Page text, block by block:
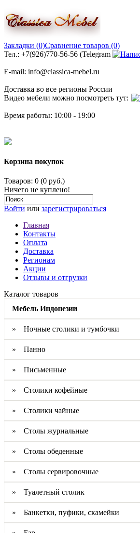
Закладки (0)Сравнение товаров (0)
Тел.: +7(926)770-56-56 (Telegram
E-mail: info@classica-mebel.ru
Доставка во все регионы России
Видео мебели можно посмотреть тут:
Время работы: 10:00 - 19:00
Корзина покупок
Товаров: 0 (0 руб.)
Ничего не куплено!
Войти или зарегистрироваться
Главная
Контакты
Оплата
Доставка
Регионам
Акции
Отзывы и отгрузки
Каталог товаров
Мебель Индонезии
» Ночные столики и тумбочки
» Панно
» Письменные
» Столики кофейные
» Столики чайные
» Столы журнальные
» Столы обеденные
» Столы сервировочные
» Туалетный столик
» Банкетки, пуфики, скамейки